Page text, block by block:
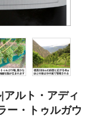
アルト・アディ
ー・トゥルガウ